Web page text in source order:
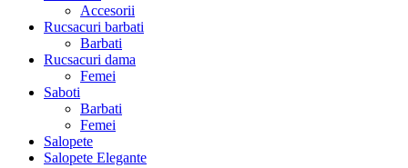
Accesorii
Rucsacuri barbati
Barbati
Rucsacuri dama
Femei
Saboti
Barbati
Femei
Salopete
Salopete Elegante